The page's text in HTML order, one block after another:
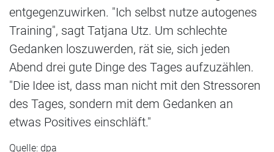
entgegenzuwirken. "Ich selbst nutze autogenes
Training", sagt Tatjana Utz. Um schlechte
Gedanken loszuwerden, rät sie, sich jeden
Abend drei gute Dinge des Tages aufzuzählen.
"Die Idee ist, dass man nicht mit den Stressoren
des Tages, sondern mit dem Gedanken an
etwas Positives einschläft."
Quelle: dpa